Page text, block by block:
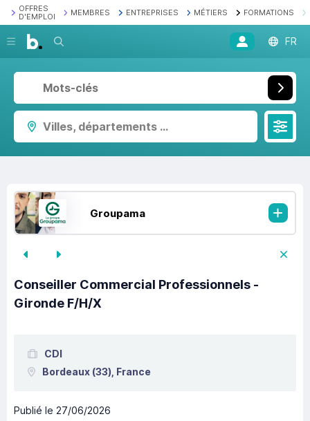
OFFRES
D'EMPLOI
MEMBRES ENTREPRISES MÉTIERS FORMATIONS
Recherche FR
Villes, départements ...
Groupama
Conseiller Commercial Professionnels -
Gironde F/H/X
CDI
Bordeaux (33), France
Publié le 27/06/2026